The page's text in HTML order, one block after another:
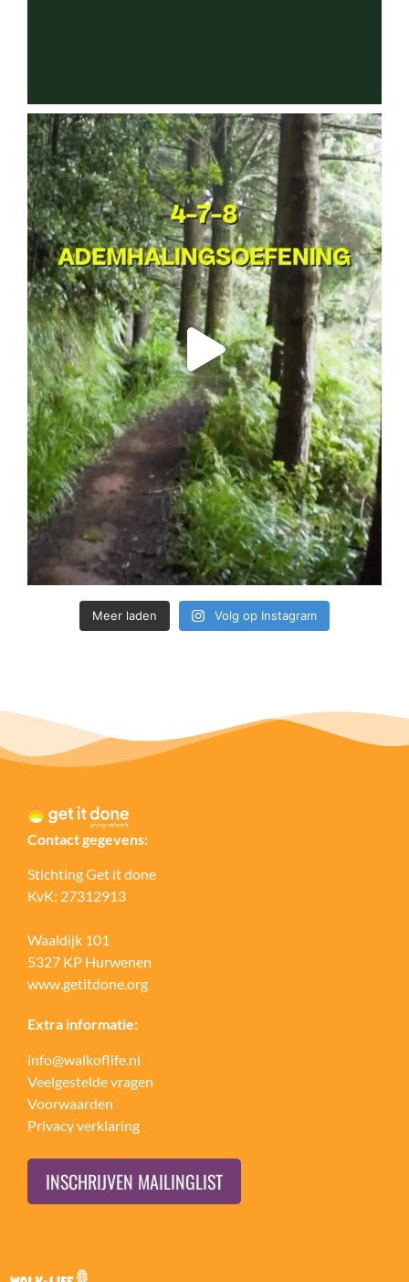
Meer laden Volg op Instagram
Contact gegevens:
Stichting Get it done
KvK: 27312913
Waaldijk 101
5327 KP Hurwenen
www.getitdone.org
Extra informatie:
info@walkoflife.nl
Veelgestelde vragen
Voorwaarden
Privacy verklaring
INSCHRIJVEN MAILINGLIST